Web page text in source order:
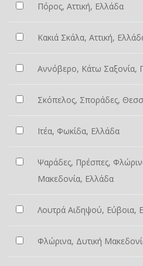
Πόρος, Αττική, Ελλάδα
Κακιά Σκάλα, Αττική,
Αννόβερο, Κάτω Σαξονία,
Σκόπελος, Σποράδες,
Ιτέα, Φωκίδα, Ελλάδα
Ψαράδες, Πρέσπες,
Μακεδονία, Ελλάδα
Λουτρά Αιδηψού, Εύβοια,
Φλώρινα, Δυτική